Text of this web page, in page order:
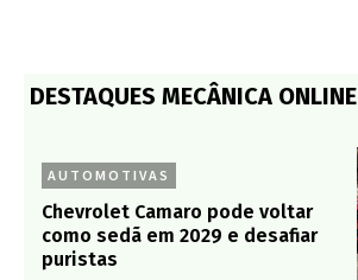
DESTAQUES MECÂNICA ONLINE
AUTOMOTIVAS
Chevrolet Camaro pode voltar
como sedã em 2029 e desafiar
puristas